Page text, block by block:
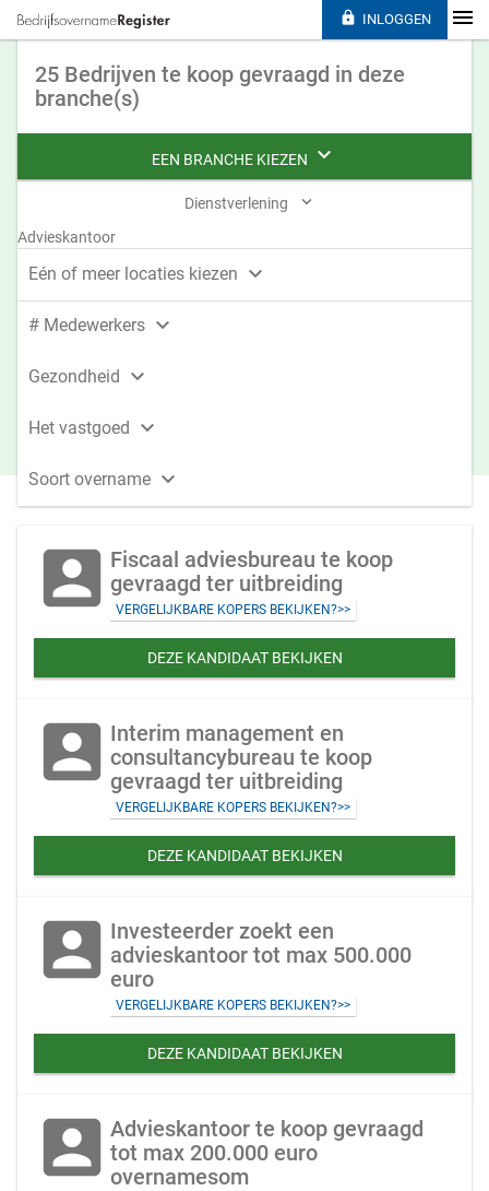
25 Bedrijven te koop gevraagd in deze
branche(s)
EEN BRANCHE KIEZEN 
Dienstverlening 
Advieskantoor
Eén of meer locaties kiezen 
# Medewerkers 
Gezondheid 
Het vastgoed 
Soort overname 
account_box Fiscaal adviesbureau te koop
gevraagd ter uitbreiding
VERGELIJKBARE KOPERS BEKIJKEN?>>
DEZE KANDIDAAT BEKIJKEN
account_box Interim management en
consultancybureau te koop
gevraagd ter uitbreiding
VERGELIJKBARE KOPERS BEKIJKEN?>>
DEZE KANDIDAAT BEKIJKEN
account_box Investeerder zoekt een
advieskantoor tot max 500.000
euro
VERGELIJKBARE KOPERS BEKIJKEN?>>
DEZE KANDIDAAT BEKIJKEN
account_box Advieskantoor te koop gevraagd
tot max 200.000 euro
overnamesom
 INLOGGEN